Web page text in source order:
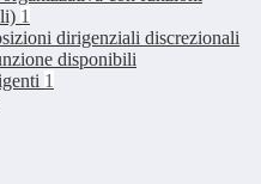
1
dirigenziali discrezionali
disponibili
1